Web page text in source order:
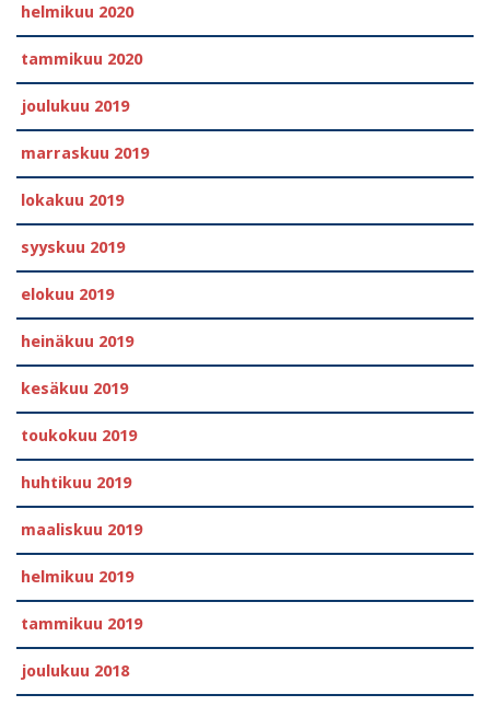
helmikuu 2020
tammikuu 2020
joulukuu 2019
marraskuu 2019
lokakuu 2019
syyskuu 2019
elokuu 2019
heinäkuu 2019
kesäkuu 2019
toukokuu 2019
huhtikuu 2019
maaliskuu 2019
helmikuu 2019
tammikuu 2019
joulukuu 2018